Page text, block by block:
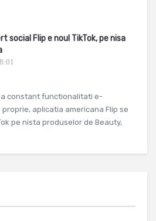
social Flip e noul TikTok, pe nisa
constant functionalitati e-
aplicatia americana Flip se
pe nista produselor de Beauty,